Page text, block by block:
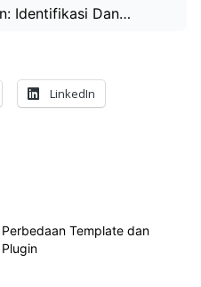
Identifikasi Dan…
LinkedIn
Perbedaan Template dan
Plugin